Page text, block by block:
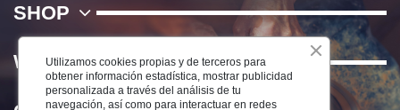
SHOP
WE
Utilizamos cookies propias y de terceros para
obtener información estadística, mostrar publicidad
personalizada a través del análisis de tu
navegación, así como para interactuar en redes